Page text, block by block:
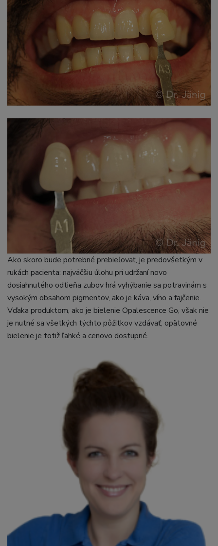
Ako skoro bude potrebné prebieľovať, je predovšetkým v
rukách pacienta: najväčšiu úlohu pri udržaní novo
dosiahnutého odtieňa zubov hrá vyhýbanie sa potravinám s
vysokým obsahom pigmentov, ako je káva, víno a fajčenie.
Vďaka produktom, ako je bielenie Opalescence Go, však nie
je nutné sa všetkých týchto pôžitkov vzdávať; opätovné
bielenie je totiž ľahké a cenovo dostupné.